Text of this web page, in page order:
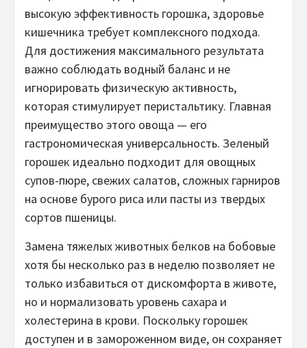
высокую эффективность горошка, здоровье
кишечника требует комплексного подхода.
Для достижения максимального результата
важно соблюдать водный баланс и не
игнорировать физическую активность,
которая стимулирует перистальтику. Главная
преимущество этого овоща — его
гастрономическая универсальность. Зеленый
горошек идеально подходит для овощных
супов-пюре, свежих салатов, сложных гарниров
на основе бурого риса или пасты из твердых
сортов пшеницы.
Замена тяжелых животных белков на бобовые
хотя бы несколько раз в неделю позволяет не
только избавиться от дискомфорта в животе,
но и нормализовать уровень сахара и
холестерина в крови. Поскольку горошек
доступен и в замороженном виде, он сохраняет